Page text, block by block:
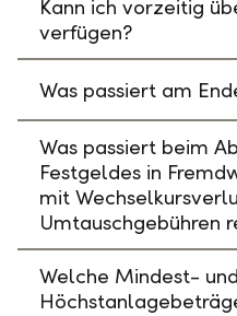
Kann ich vorzeitig
verfügen?
Was passiert am
Was passiert beim
Festgeldes in
mit
Umtauschgebühren
Welche Mindest- und